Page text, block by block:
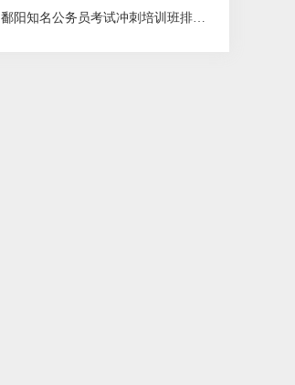
鄱阳知名公务员考试冲刺培训班排名前十名